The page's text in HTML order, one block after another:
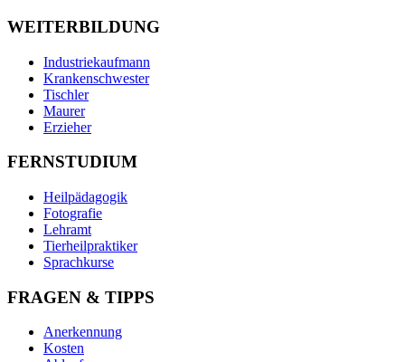
WEITERBILDUNG
Industriekaufmann
Krankenschwester
Tischler
Maurer
Erzieher
FERNSTUDIUM
Heilpädagogik
Fotografie
Lehramt
Tierheilpraktiker
Sprachkurse
FRAGEN & TIPPS
Anerkennung
Kosten